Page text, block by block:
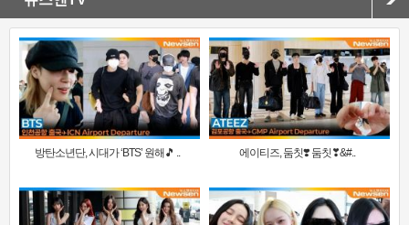
방탄소년단, 시대가 ‘BTS’ 원해🎵 .. 에이티즈, 둠칫❣️ 둠칫❣&#..